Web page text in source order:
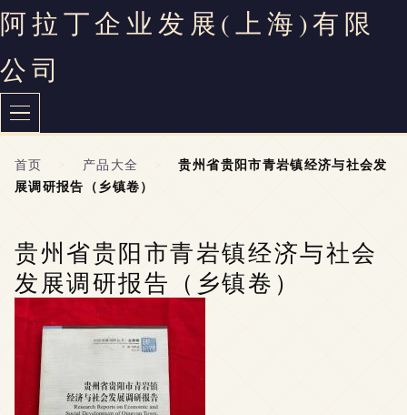
阿拉丁企业发展(上海)有限
公司
首页 > 产品大全 >
贵州省贵阳市青岩镇经济与社会发
展调研报告（乡镇卷）
贵州省贵阳市青岩镇经济与社会
发展调研报告（乡镇卷）